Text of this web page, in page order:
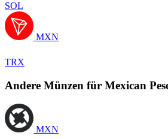
SOL
MXN
TRX
Andere Münzen für Mexican
MXN